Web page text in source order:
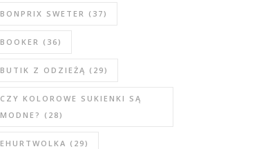
BONPRIX SWETER (37)
BOOKER (36)
BUTIK Z ODZIEŻĄ (29)
CZY KOLOROWE SUKIENKI SĄ
MODNE? (28)
EHURTWOLKA (29)